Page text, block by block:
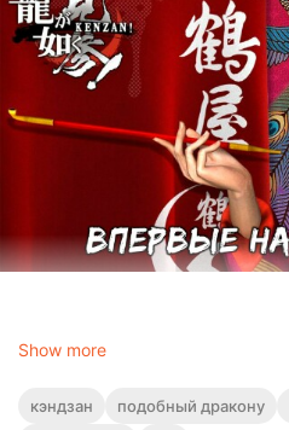
Show more
кэндзан подобный дракону